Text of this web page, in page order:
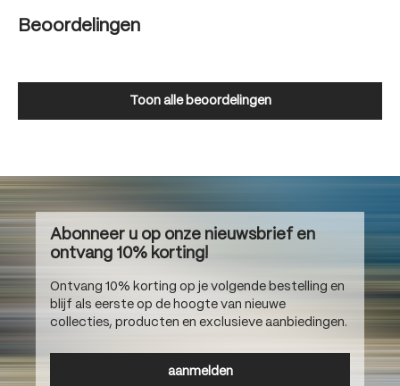
Beoordelingen
Toon alle beoordelingen
Abonneer u op onze nieuwsbrief en
ontvang 10% korting!
Ontvang 10% korting op je volgende bestelling en
blijf als eerste op de hoogte van nieuwe
collecties, producten en exclusieve aanbiedingen.
aanmelden